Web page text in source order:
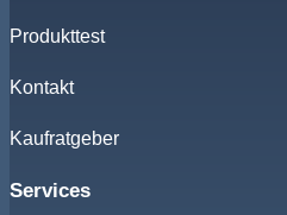
Produkttest
Kontakt
Kaufratgeber
Services